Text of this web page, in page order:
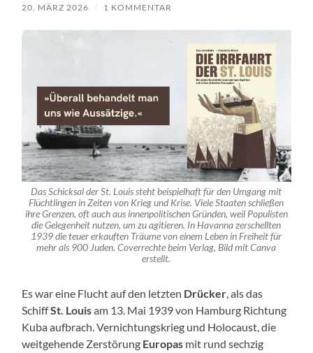
20. MÄRZ 2026 / 1 KOMMENTAR
Das Schicksal der St. Louis steht beispielhaft für den Umgang mit
Flüchtlingen in Zeiten von Krieg und Krise. Viele Staaten schließen
ihre Grenzen, oft auch aus innenpolitischen Gründen, weil Populisten
die Gelegenheit nutzen, um zu agitieren. In Havanna zerschellten
1939 die teuer erkauften Träume von einem Leben in Freiheit für
mehr als 900 Juden. Coverrechte beim Verlag, Bild mit Canva
erstellt.
Es war eine Flucht auf den letzten Drücker, als das
SchiffSt. Louisam 13. Mai 1939 von Hamburg Richtung
Kuba aufbrach. Vernichtungskrieg und Holocaust, die
weitgehende Zerstörung Europas mit rund sechzig